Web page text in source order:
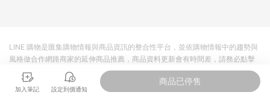
加入筆記 設定到價通知
商品已停售
LINE 購物是匯集購物情報與商品資訊的整合性平台，並依購物情報中的趨勢與
風格做合作網路商家的延伸商品推薦，商品資料更新會有時間差，請務必點擊
商品至各合作網路商家，確認現售價與購物條件，一切資訊以合作廠商網頁為
準。